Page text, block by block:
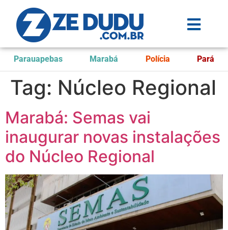
Parauapebas Marabá Polícia Pará
Tag: Núcleo Regional
Marabá: Semas vai
inaugurar novas instalações
do Núcleo Regional